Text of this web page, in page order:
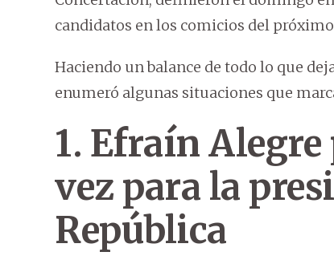
candidatos en los comicios del
Haciendo un balance de todo lo que
enumeró algunas situaciones que
1. Efraín
vez para la
República